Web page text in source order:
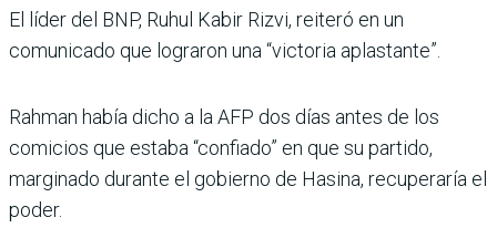
El líder del BNP, Ruhul Kabir Rizvi, reiteró en un
comunicado que lograron una “victoria aplastante”.
Rahman había dicho a la AFP dos días antes de los
comicios que estaba “confiado” en que su partido,
marginado durante el gobierno de Hasina, recuperaría el
poder.